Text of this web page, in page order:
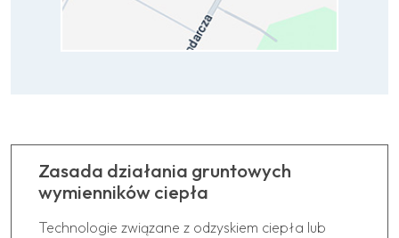
Zasada działania gruntowych
wymienników ciepła
Technologie związane z odzyskiem ciepła lub